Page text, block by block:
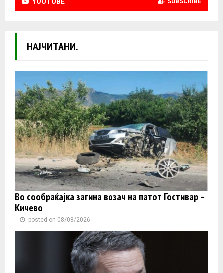
НАЈЧИТАНИ.
Во сообраќајка загина возач на патот Гостивар –
Кичево
posted on 08/08/2026